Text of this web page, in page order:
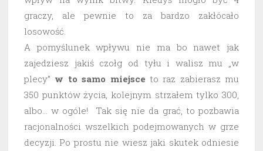
graczy, ale pewnie to za bardzo zakłócało
losowość.
A pomyślunek wpływu nie ma bo nawet jak
zajedziesz jakiś czołg od tyłu i walisz mu „w
plecy” w to samo miejsce to raz zabierasz mu
350 punktów życia, kolejnym strzałem tylko 300,
albo… w ogóle! Tak się nie da grać, to pozbawia
racjonalności wszelkich podejmowanych w grze
decyzji. Po prostu nie wiesz jaki skutek odniesie